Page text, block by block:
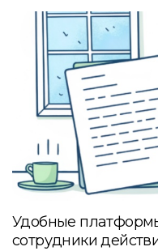
Удобные
сотрудники